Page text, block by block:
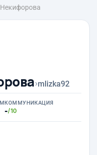
›mlizka92
КОММУНИКАЦИЯ
-/10